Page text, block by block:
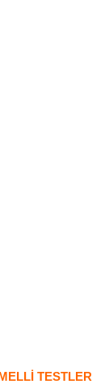
TESTLER